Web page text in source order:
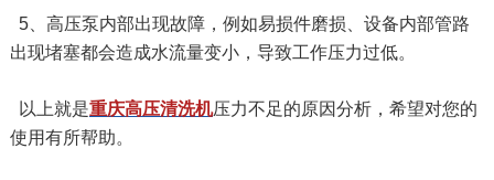
5、高压泵内部出现故障，例如易损件磨损、设备内部管路
出现堵塞都会造成水流量变小，导致工作压力过低。
以上就是重庆高压清洗机压力不足的原因分析，希望对您的
使用有所帮助。